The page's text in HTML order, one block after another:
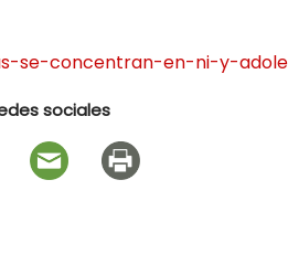
se-concentran-en-ni-y-
sociales